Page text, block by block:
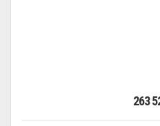
263